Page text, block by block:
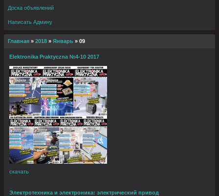
Доска объявлений
Написать Админу
Главная » 2018 » Январь » 09
Elektronika Praktyczna №4-10 2017
скачать
Электротехника и электроника: электрический привод